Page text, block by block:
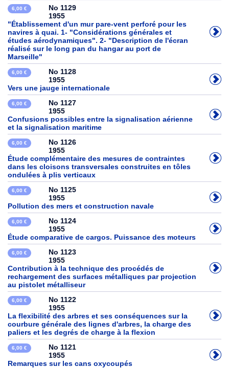
6,00 €
No 1129
1955
"Établissement d'un mur pare-vent perforé pour les
navires à quai. 1- "Considérations générales et
études aérodynamiques". 2- "Description de l'écran
réalisé sur le long pan du hangar au port de
Marseille"
6,00 €
No 1128
1955
Vers une jauge internationale
6,00 €
No 1127
1955
Confusions possibles entre la signalisation aérienne
et la signalisation maritime
6,00 €
No 1126
1955
Étude complémentaire des mesures de contraintes
dans les cloisons transversales construites en tôles
ondulées à plis verticaux
6,00 €
No 1125
1955
Pollution des mers et construction navale
6,00 €
No 1124
1955
Étude comparative de cargos. Puissance des moteurs
6,00 €
No 1123
1955
Contribution à la technique des procédés de
rechargement des surfaces métalliques par projection
au pistolet métalliseur
6,00 €
No 1122
1955
La flexibilité des arbres et ses conséquences sur la
courbure générale des lignes d'arbres, la charge des
paliers et les degrés de charge à la flexion
6,00 €
No 1121
1955
Remarques sur les cans oxycoupés